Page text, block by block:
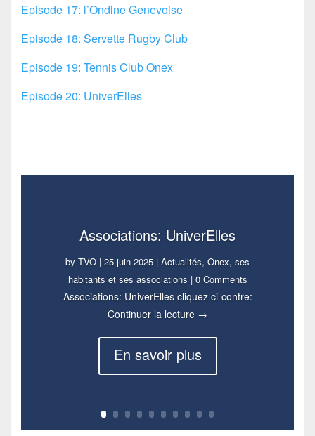
Episode 17: l’Ondine Genevoise
Episode 18: Servette Rugby Club
Episode 19: Tennis Club Onex
Episode 20: UniverElles
Associations: UniverElles
by TVO | 25 juin 2025 | Actualités, Onex, ses
habitants et ses associations | 0 Comments
Associations: UniverElles cliquez ci-contre:
Continuer la lecture
Associations: UniverElles
→
En savoir plus